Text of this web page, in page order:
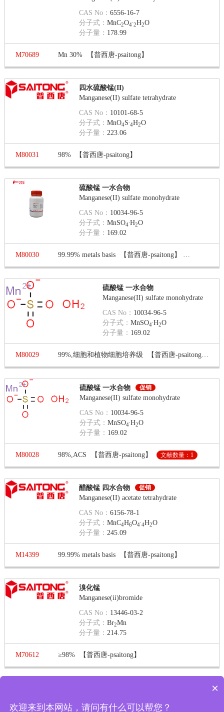
CAS No：6556-16-7
分子式：MnC2O4 2H2O
分子量： 178.99
M70689 Mn 30% 【普西唐-psaitong】
四水硫酸锰(II)
Manganese(II) sulfate tetrahydrate
CAS No： 10101-68-5
分子式：MnO4S 4H2O
分子量：223.06
M80031 98% 【普西唐-psaitong】
硫酸锰 一水合物
Manganese(II) sulfate monohydrate
CAS No： 10034-96-5
分子式：MnSO4
.H2O
分子量： 169.02
M80030 99.99% metals basis 【普西唐-psaitong】
硫酸锰 一水合物
Manganese(II) sulfate monohydrate
CAS No： 10034-96-5
分子式：MnSO4
.H2O
分子量： 169.02
M80029 99%,细胞和植物细胞培养级 【普西唐-psaitong】
硫酸锰 一水合物 促销
Manganese(II) sulfate monohydrate
CAS No： 10034-96-5
分子式：MnSO4
.H2O
分子量： 169.02
M80028 98%,ACS 【普西唐-psaitong】 文献数量：1
醋酸锰 四水合物 促销
Manganese(II) acetate tetrahydrate
CAS No：6156-78-1
分子式：MnC4H6O4 4H2O
分子量：245.09
M14399 99.99% metals basis 【普西唐-psaitong】
溴化锰
Manganese(ii)bromide
CAS No： 13446-03-2
分子式：Br2Mn
分子量：214.75
M70612 ≥98% 【普西唐-psaitong】
第 1 页 / 共 8 页 第一页 上一页 下一页
×
欢迎来到本网站，请问有什么可以帮您？